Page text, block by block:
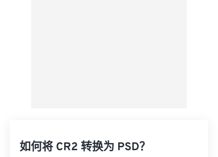
如何将 CR2 转换为 PSD？